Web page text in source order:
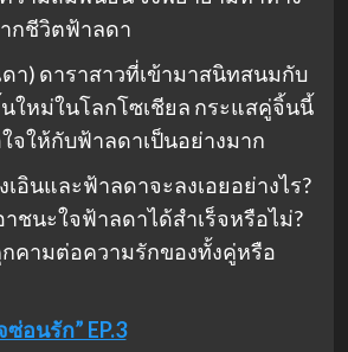
กชีวิตฟ้าลดา
า) ดาราสาวที่เข้ามาสนิทสนมกับ
ใหม่ในโลกโซเชียล กระแสคู่จิ้นนี้
จให้กับฟ้าลดาเป็นอย่างมาก
อินและฟ้าลดาจะลงเอยอย่างไร?
าชนะใจฟ้าลดาได้สำเร็จหรือไม่?
คามต่อความรักของทั้งคู่หรือ
ซ่อนรัก” EP.3